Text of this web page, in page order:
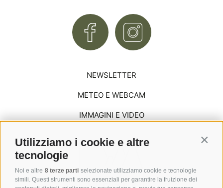
Utilizziamo i cookie e altre
tecnologie
Noi e altre 8 terze parti selezionate utilizziamo cookie e tecnologie
simili. Questi strumenti sono essenziali per garantire la fruizione dei
NEWSLETTER
METEO E WEBCAM
IMMAGINI E VIDEO